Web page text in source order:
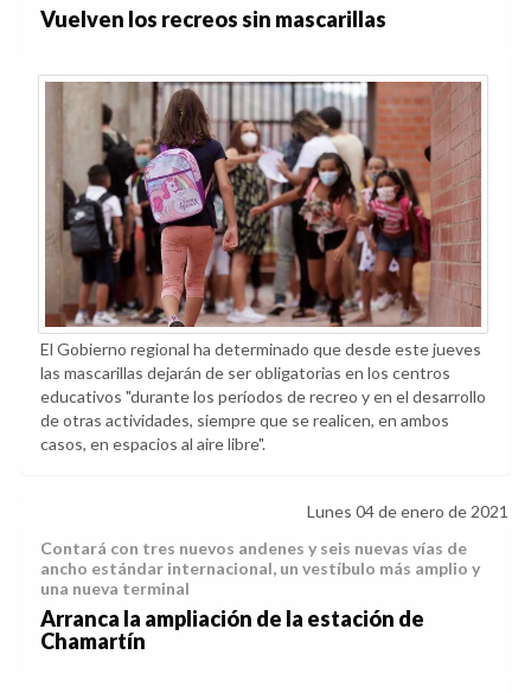
Vuelven los recreos sin mascarillas
El Gobierno regional ha determinado que desde este jueves
las mascarillas dejarán de ser obligatorias en los centros
educativos "durante los períodos de recreo y en el desarrollo
de otras actividades, siempre que se realicen, en ambos
casos, en espacios al aire libre".
Lunes 04 de enero de 2021
Contará con tres nuevos andenes y seis nuevas vías de
ancho estándar internacional, un vestíbulo más amplio y
una nueva terminal
Arranca la ampliación de la estación de
Chamartín